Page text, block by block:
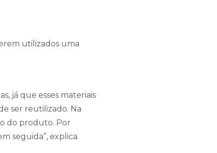
utilizados uma
já que esses materiais
ser reutilizado. Na
do produto. Por
seguida”, explica.